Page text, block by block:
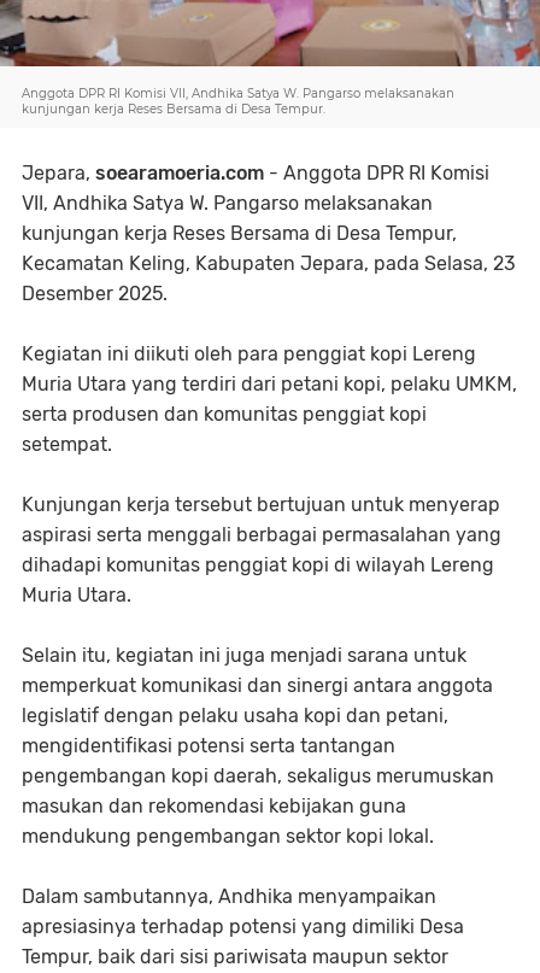
Anggota DPR RI Komisi VII, Andhika Satya W. Pangarso melaksanakan
kunjungan kerja Reses Bersama di Desa Tempur.
Jepara, soearamoeria.com - Anggota DPR RI Komisi
VII, Andhika Satya W. Pangarso melaksanakan
kunjungan kerja Reses Bersama di Desa Tempur,
Kecamatan Keling, Kabupaten Jepara, pada Selasa, 23
Desember 2025.
Kegiatan ini diikuti oleh para penggiat kopi Lereng
Muria Utara yang terdiri dari petani kopi, pelaku UMKM,
serta produsen dan komunitas penggiat kopi
setempat.
Kunjungan kerja tersebut bertujuan untuk menyerap
aspirasi serta menggali berbagai permasalahan yang
dihadapi komunitas penggiat kopi di wilayah Lereng
Muria Utara.
Selain itu, kegiatan ini juga menjadi sarana untuk
memperkuat komunikasi dan sinergi antara anggota
legislatif dengan pelaku usaha kopi dan petani,
mengidentifikasi potensi serta tantangan
pengembangan kopi daerah, sekaligus merumuskan
masukan dan rekomendasi kebijakan guna
mendukung pengembangan sektor kopi lokal.
Dalam sambutannya, Andhika menyampaikan
apresiasinya terhadap potensi yang dimiliki Desa
Tempur, baik dari sisi pariwisata maupun sektor